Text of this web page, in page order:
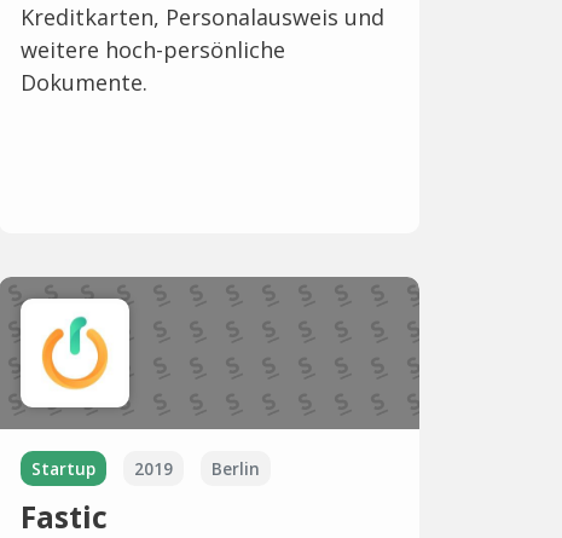
Kreditkarten, Personalausweis und
weitere hoch-persönliche
Dokumente.
Startup 2019 Berlin
Fastic